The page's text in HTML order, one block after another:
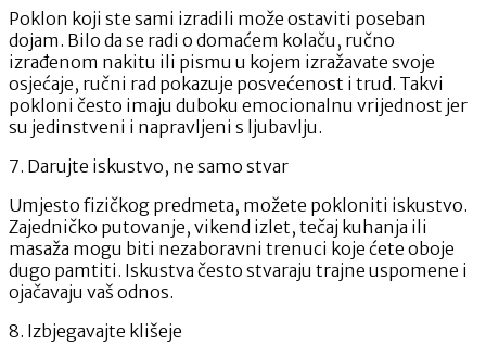
Poklon koji ste sami izradili može ostaviti poseban
dojam. Bilo da se radi o domaćem kolaču, ručno
izrađenom nakitu ili pismu u kojem izražavate svoje
osjećaje, ručni rad pokazuje posvećenost i trud. Takvi
pokloni često imaju duboku emocionalnu vrijednost jer
su jedinstveni i napravljeni s ljubavlju.
7. Darujte iskustvo, ne samo stvar
Umjesto fizičkog predmeta, možete pokloniti iskustvo.
Zajedničko putovanje, vikend izlet, tečaj kuhanja ili
masaža mogu biti nezaboravni trenuci koje ćete oboje
dugo pamtiti. Iskustva često stvaraju trajne uspomene i
ojačavaju vaš odnos.
8. Izbjegavajte klišeje